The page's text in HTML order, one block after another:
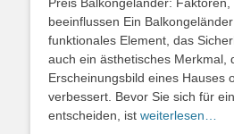
beeinflussen Ein
funktionales Element, das
auch ein ästhetisches Merkmal,
Erscheinungsbild eines Hauses
verbessert. Bevor Sie sich für
entscheiden, ist weiterlesen…